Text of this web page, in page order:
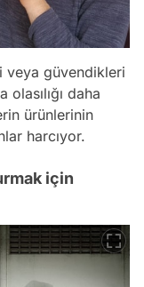
veya güvendikleri
daha
ürünlerinin
harcıyor.
için